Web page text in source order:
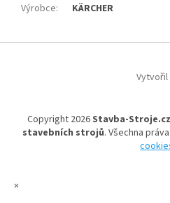
Výrobce: KÄRCHER
Copyright 2026Stavba-
stavebních strojů. Všechna
×